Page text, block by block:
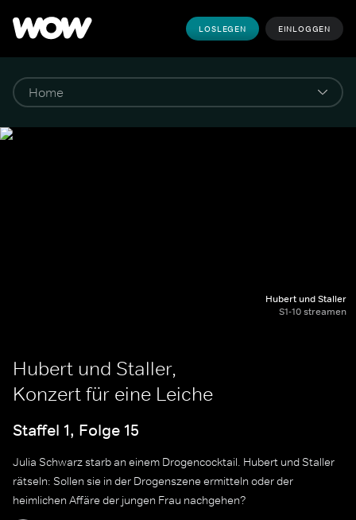
LOSLEGEN EINLOGGEN
Hubert und Staller
S1-10 streamen
Hubert und Staller,
Konzert für eine Leiche
Staffel 1, Folge 15
Julia Schwarz starb an einem Drogencocktail. Hubert und Staller
rätseln: Sollen sie in der Drogenszene ermitteln oder der
heimlichen Affäre der jungen Frau nachgehen?